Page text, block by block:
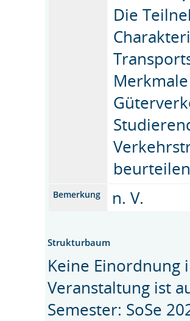
Die
Bemerkung n. V.
Strukturbaum
Keine Einordnung
Veranstaltung ist
Semester: SoSe